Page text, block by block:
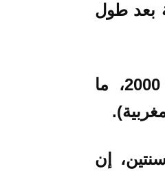
بعد طول
وكلفت عمليات التنقيب عن البترول في البلاد، منذ سنة 2000، ما
إن